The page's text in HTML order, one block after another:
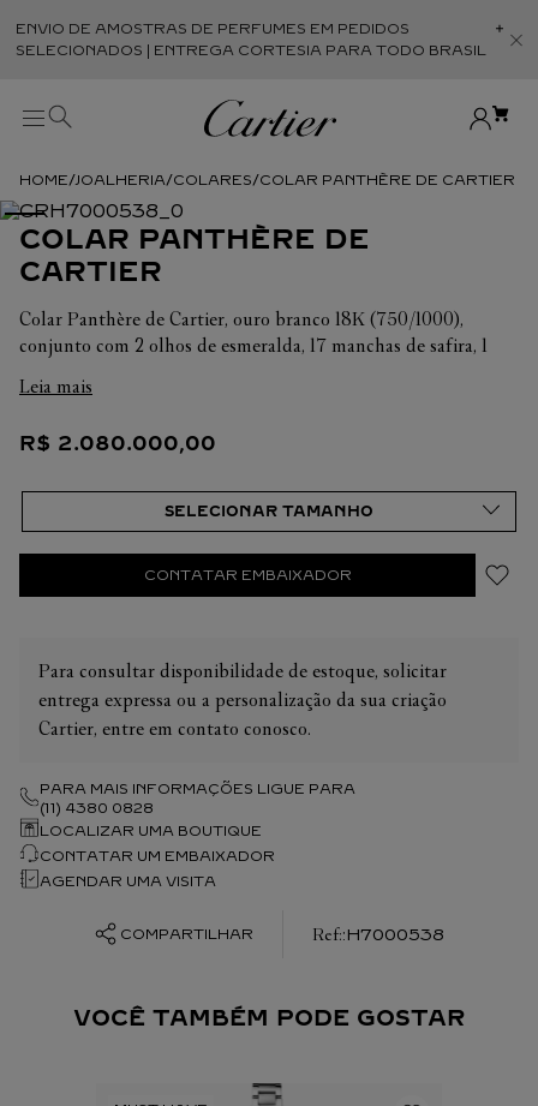
ENVIO DE AMOSTRAS DE PERFUMES EM PEDIDOS
SELECIONADOS | ENTREGA CORTESIA PARA TODO BRASIL
JOALHERIA COLARES COLAR PANTHÈRE DE CARTIER
COLAR PANTHÈRE DE
CARTIER
Colar Panthère de Cartier, ouro branco 18K (750/1000),
conjunto com 2 olhos de esmeralda, 17 manchas de safira, 1
Leia mais
R$ 2.080.000,00
CONTATAR EMBAIXADOR
Para consultar disponibilidade de estoque, solicitar
entrega expressa ou a personalização da sua criação
Cartier, entre em contato conosco.
PARA MAIS INFORMAÇÕES LIGUE PARA
(11) 4380 0828
LOCALIZAR UMA BOUTIQUE
CONTATAR UM EMBAIXADOR
AGENDAR UMA VISITA
COMPARTILHAR :H7000538
VOCÊ TAMBÉM PODE GOSTAR